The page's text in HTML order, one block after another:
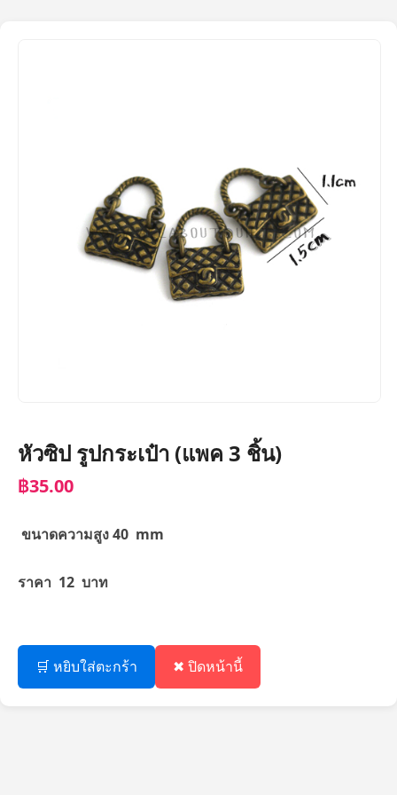
หัวซิป รูปกระเป๋า (แพค 3 ชิ้น)
฿35.00
ขนาดความสูง 40 mm
ราคา 12 บาท
🛒 หยิบใส่ตะกร้า ✖ ปิดหน้านี้